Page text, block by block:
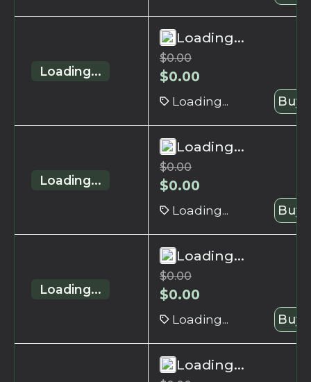
Loading...
Loading...
$0.00
$0.00
Loading... Buy
Loading...
Loading...
$0.00
$0.00
Loading... Buy
Loading...
Loading...
$0.00
$0.00
Loading... Buy
Loading...